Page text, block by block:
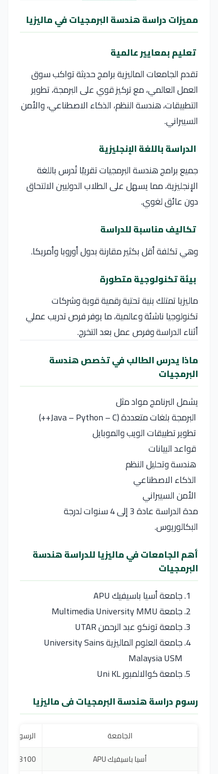
مميزات دراسة هندسة البرمجيات في ماليزيا
تعليم بمعايير عالمية
تقدم الجامعات الماليزية برامج حديثة تواكب سوق
العمل العالمي، مع تركيز قوي على البرمجة، تطوير
التطبيقات، هندسة النظم، الذكاء الاصطناعي، والأمن
السيبراني.
الدراسة باللغة الإنجليزية
جميع برامج هندسة البرمجيات تقريبًا تُدرس باللغة
الإنجليزية، مما يسهل على الطلاب الدوليين الالتحاق
دون عائق لغوي.
تكاليف مناسبة للدراسة
وهي تكلفة أقل بكثير مقارنة بدول أوروبا وأمريكا.
بيئة تكنولوجية متطورة
ماليزيا تمتلك بنية تحتية رقمية قوية وشركات
تكنولوجيا ناشئة وعالمية، ما يوفر فرص تدريب عملي
أثناء الدراسة وفرص عمل بعد التخرج.
ماذا يدرس الطالب في تخصص هندسة
البرمجيات
يشمل البرنامج مواد مثل
البرمجة بلغات متعددة (Java – Python – C++)
تطوير تطبيقات الويب والموبايل
قواعد البيانات
هندسة وتحليل النظم
الذكاء الاصطناعي
الأمن السيبراني
مدة الدراسة عادة 3 إلى 4 سنوات لدرجة
البكالوريوس.
أهم الجامعات في ماليزيا للدراسة هندسة
البرمجيات
جامعة أسيا باسيفيك APU
جامعة Multimedia University MMU
جامعة تونكو عبد الرحمن UTAR
جامعة العلوم الماليزية University Sains
Malaysia USM
جامعة كوالالمبور Uni KL
رسوم دراسة هندسة البرمجيات فى ماليزيا
الجامعة
الرسوم
أسيا باسيفيك APU
$8100